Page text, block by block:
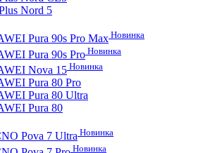
Nord 5
Pura 90s Pro Max Новинка
Pura 90s Pro Новинка
Nova 15 Новинка
Pura 80 Pro
Pura 80 Ultra
Pura 80
Pova 7 Ultra Новинка
Новинка